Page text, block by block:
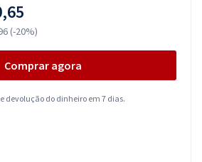
(-20%)
Comprar agora
devolução do dinheiro em 7 dias.